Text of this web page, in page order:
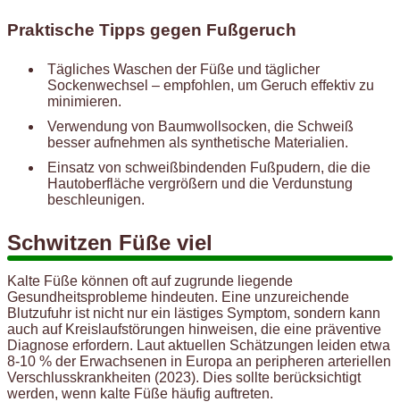
Praktische Tipps gegen Fußgeruch
Tägliches Waschen der Füße und täglicher
Sockenwechsel – empfohlen, um Geruch effektiv zu
minimieren.
Verwendung von Baumwollsocken, die Schweiß
besser aufnehmen als synthetische Materialien.
Einsatz von schweißbindenden Fußpudern, die die
Hautoberfläche vergrößern und die Verdunstung
beschleunigen.
Schwitzen Füße viel
Kalte Füße können oft auf zugrunde liegende
Gesundheitsprobleme hindeuten. Eine unzureichende
Blutzufuhr ist nicht nur ein lästiges Symptom, sondern kann
auch auf Kreislaufstörungen hinweisen, die eine präventive
Diagnose erfordern. Laut aktuellen Schätzungen leiden etwa
8-10 % der Erwachsenen in Europa an peripheren arteriellen
Verschlusskrankheiten (2023). Dies sollte berücksichtigt
werden, wenn kalte Füße häufig auftreten.